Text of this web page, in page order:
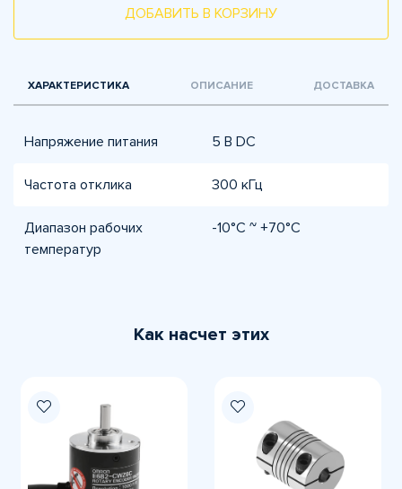
ДОБАВИТЬ В КОРЗИНУ
ХАРАКТЕРИСТИКА ОПИСАНИЕ ДОСТАВКА
Напряжение питания 5 В DC
Частота отклика 300 кГц
Диапазон рабочих
температур
-10°C ~ +70°C
Как насчет этих